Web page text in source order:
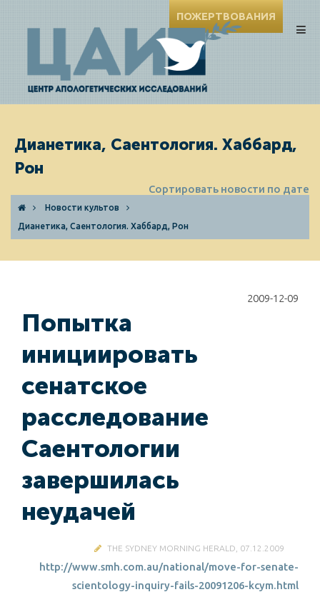
ПОЖЕРТВОВАНИЯ
Дианетика, Саентология. Хаббард,
Рон
Сортировать новости по дате
Новости культов
Дианетика, Саентология. Хаббард, Рон
2009-12-09
Попытка
инициировать
сенатское
расследование
Саентологии
завершилась
неудачей
THE SYDNEY MORNING HERALD, 07.12.2009
http://www.smh.com.au/national/move-for-senate-
scientology-inquiry-fails-20091206-kcym.html